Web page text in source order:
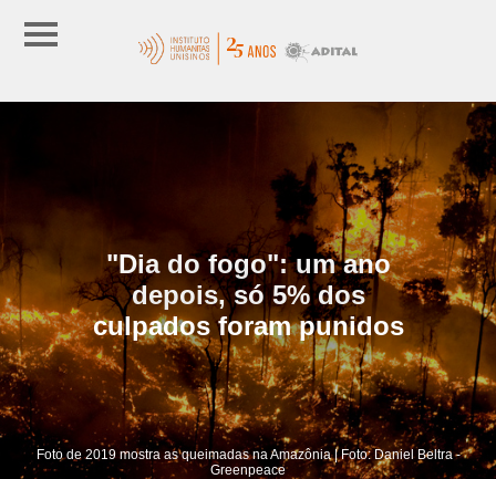
"Dia do fogo": um ano
depois, só 5% dos
culpados foram punidos
Foto de 2019 mostra as queimadas na Amazônia | Foto: Daniel Beltra -
Greenpeace